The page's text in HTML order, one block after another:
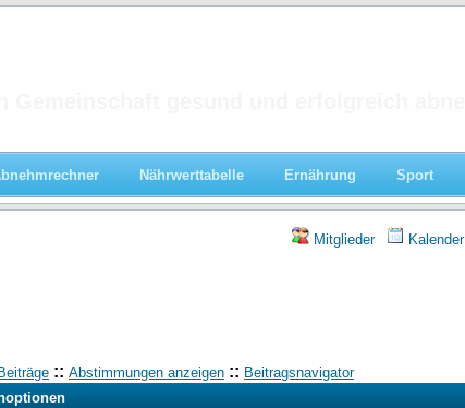
Nährwerttabelle Ernährung Sport
Mitglieder Kalender
:: Abstimmungen anzeigen :: Beitragsnavigator